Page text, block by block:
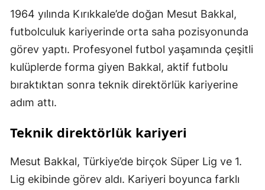
1964 yılında Kırıkkale’de doğan Mesut Bakkal,
futbolculuk kariyerinde orta saha pozisyonunda
görev yaptı. Profesyonel futbol yaşamında çeşitli
kulüplerde forma giyen Bakkal, aktif futbolu
bıraktıktan sonra teknik direktörlük kariyerine
adım attı.
Teknik direktörlük kariyeri
Mesut Bakkal, Türkiye’de birçok Süper Lig ve 1.
Lig ekibinde görev aldı. Kariyeri boyunca farklı